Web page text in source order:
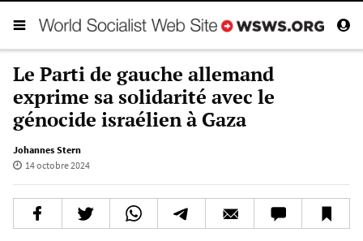
Le Parti de gauche allemand
exprime sa solidarité avec le
génocide israélien à Gaza
Johannes Stern
14 octobre 2024